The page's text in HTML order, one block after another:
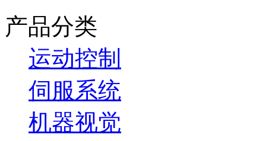
产品分类
运动控制
伺服系统
机器视觉